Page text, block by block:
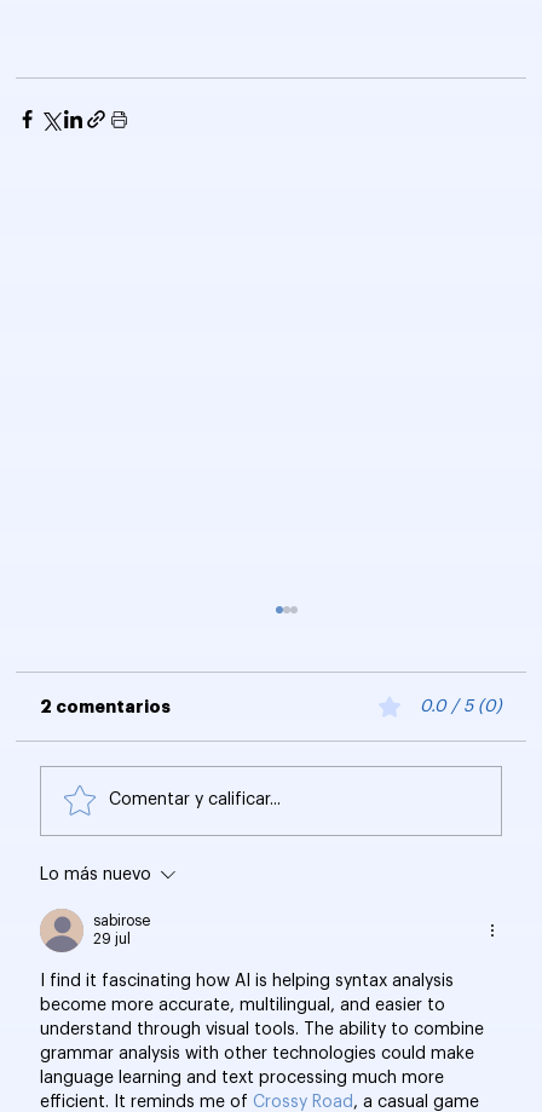
bloquear herramientas SEO
2 comentarios 0.0 / 5 (0)
Comentar y calificar...
Lo más nuevo
sabirose
29 jul
I find it fascinating how AI is helping syntax analysis
become more accurate, multilingual, and easier to
understand through visual tools. The ability to combine
grammar analysis with other technologies could make
language learning and text processing much more
efficient. It reminds me of Crossy Road , a casual game